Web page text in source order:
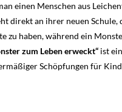
einen Menschen aus
direkt an ihrer neuen
zu haben, während ein
zum Leben erweckt“ ist
Schöpfungen für